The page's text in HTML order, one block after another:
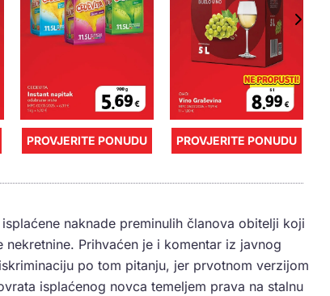
PROVJERITE PONUDU PROVJERITE PONUDU
naknade preminulih članova obitelji koji
Prihvaćen je i komentar iz javnog
po tom pitanju, jer prvotnom verzijom
isplaćenog novca temeljem prava na stalnu